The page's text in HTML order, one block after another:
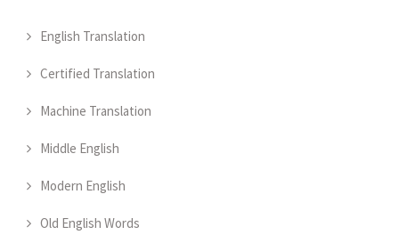
English Translation
Certified Translation
Machine Translation
Middle English
Modern English
Old English Words